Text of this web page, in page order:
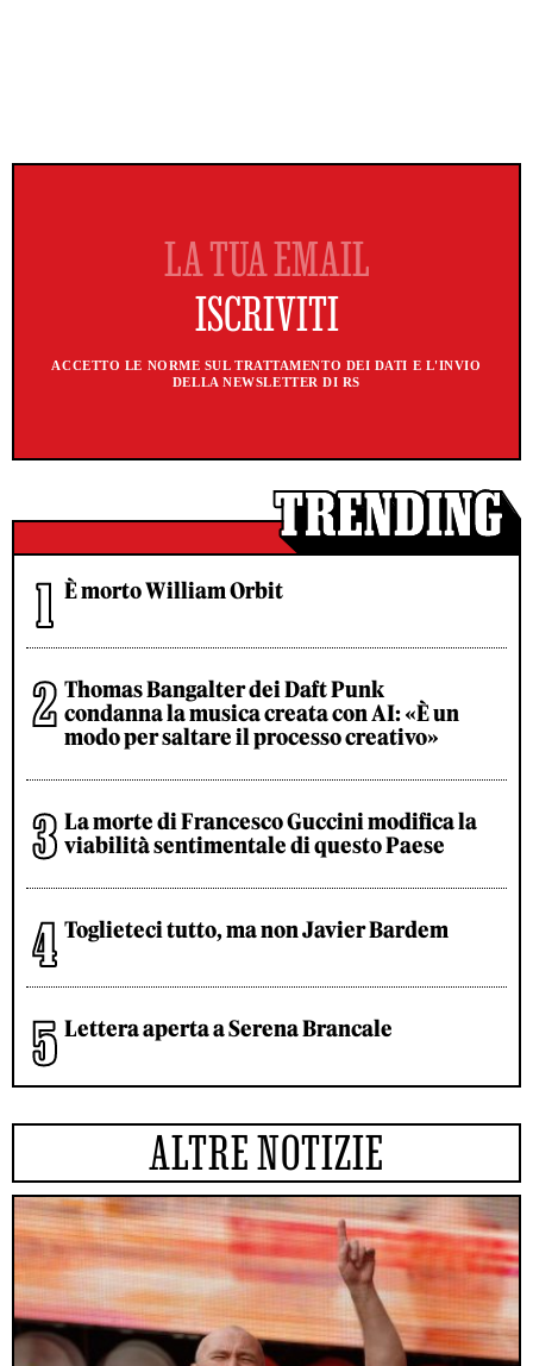
ACCETTO LE NORME SUL TRATTAMENTO DEI DATI E L'INVIO
DELLA NEWSLETTER DI RS
È morto William Orbit
Thomas Bangalter dei Daft Punk
condanna la musica creata con AI: «È un
modo per saltare il processo creativo»
La morte di Francesco Guccini modifica la
viabilità sentimentale di questo Paese
Toglieteci tutto, ma non Javier Bardem
Lettera aperta a Serena Brancale
ALTRE NOTIZIE